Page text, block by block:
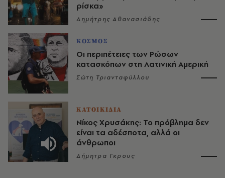
ρίσκα»
Δημήτρης Αθανασιάδης
ΚΟΣΜΟΣ
Οι περιπέτειες των Ρώσων
κατασκόπων στη Λατινική Αμερική
Σώτη Τριανταφύλλου
ΚΑΤΟΙΚΙΔΙΑ
Νίκος Χρυσάκης: Το πρόβλημα δεν
είναι τα αδέσποτα, αλλά οι
άνθρωποι
Δήμητρα Γκρους